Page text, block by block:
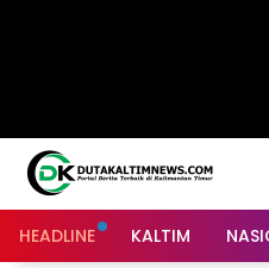
HEADLINE KALTIM